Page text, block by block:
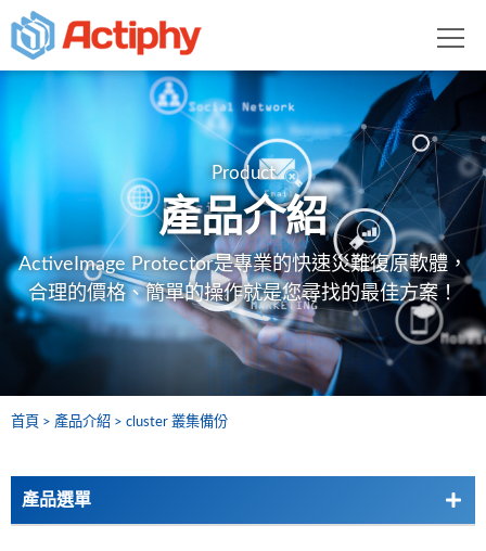
Product
產品介紹
ActiveImage Protector是專業的快速災難復原軟體，
合理的價格、簡單的操作就是您尋找的最佳方案！
首頁 產品介紹 cluster 叢集備份
產品選單